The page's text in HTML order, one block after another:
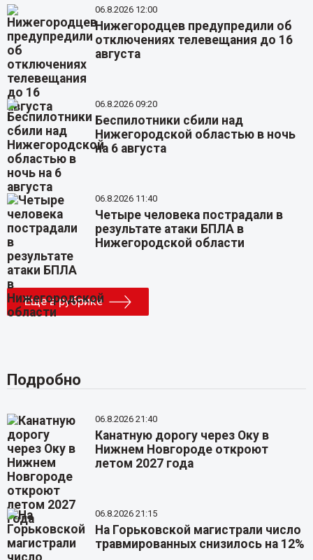
06.8.2026 12:00
Нижегородцев предупредили об
отключениях телевещания до 16
августа
06.8.2026 09:20
Беспилотники сбили над
Нижегородской областью в ночь
на 6 августа
06.8.2026 11:40
Четыре человека пострадали в
результате атаки БПЛА в
Нижегородской области
Еще в рубрике
Подробно
06.8.2026 21:40
Канатную дорогу через Оку в
Нижнем Новгороде откроют
летом 2027 года
06.8.2026 21:15
На Горьковской магистрали число
травмированных снизилось на 12%